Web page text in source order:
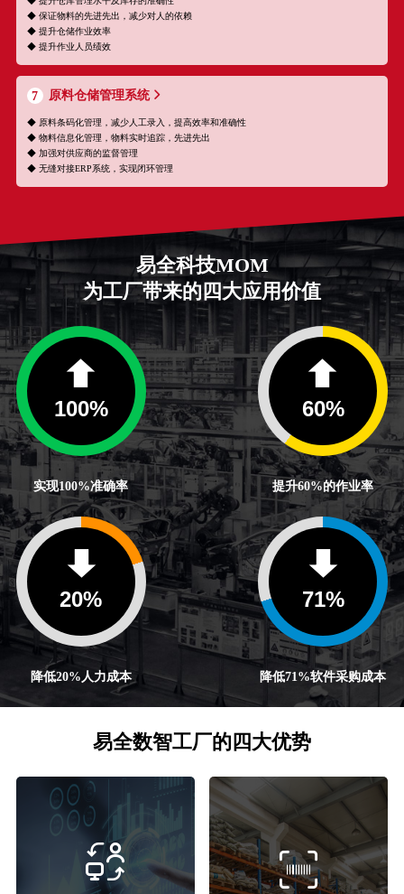
◆ 保证物料的先进先出，减少对人的依赖
◆ 提升仓储作业效率
◆ 提升作业人员绩效
7 原料仓储管理系统
◆ 原料条码化管理，减少人工录入，提高效率和准确性
◆ 物料信息化管理，物料实时追踪，先进先出
◆ 加强对供应商的监督管理
◆ 无缝对接ERP系统，实现闭环管理
易全科技MOM
为工厂带来的四大应用价值
100%
实现100%准确率
60%
提升60%的作业率
20%
降低20%人力成本
71%
降低71%软件采购成本
易全数智工厂的四大优势